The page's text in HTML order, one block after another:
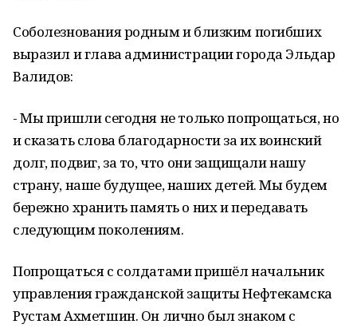
Соболезнования родным и близким погибших
выразил и глава администрации города Эльдар
Валидов:
- Мы пришли сегодня не только попрощаться, но
и сказать слова благодарности за их воинский
долг, подвиг, за то, что они защищали нашу
страну, наше будущее, наших детей. Мы будем
бережно хранить память о них и передавать
следующим поколениям.
Попрощаться с солдатами пришёл начальник
управления гражданской защиты Нефтекамска
Рустам Ахметшин. Он лично был знаком с